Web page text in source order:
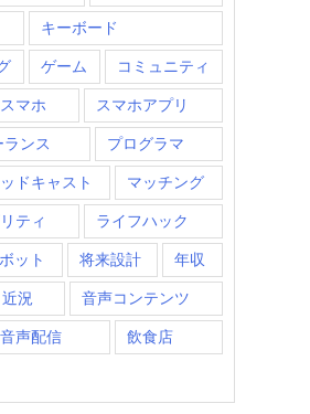
キーボード
ゲーム コミュニティ
スマホ スマホアプリ
ランス プログラマ
ドキャスト マッチング
ティ ライフハック
ット 将来設計 年収
近況 音声コンテンツ
音声配信 飲食店